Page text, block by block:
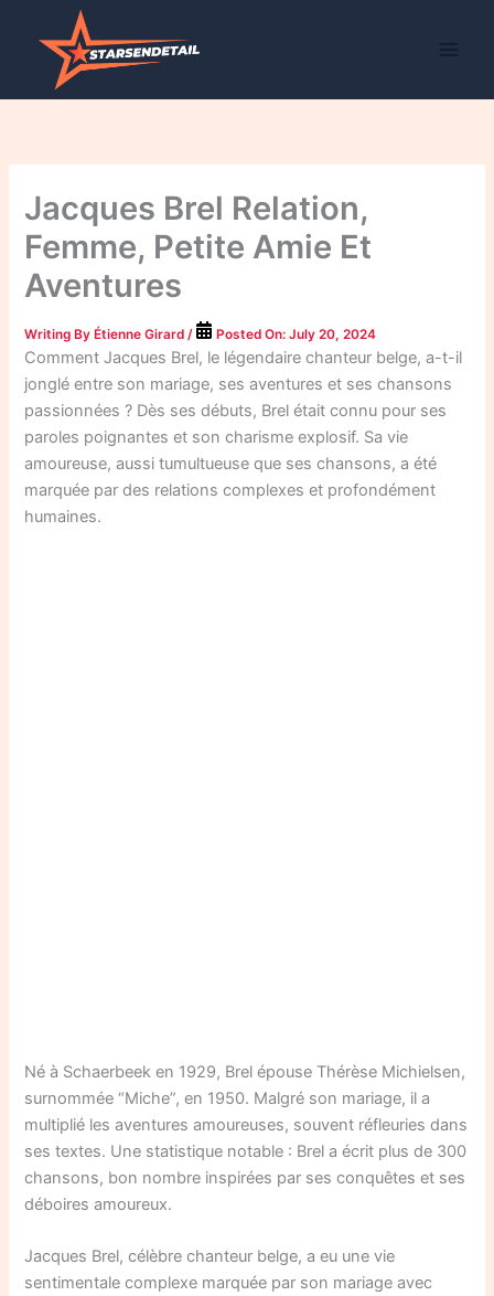
Jacques Brel Relation,
Femme, Petite Amie Et
Aventures
Writing ByÉtienne Girard / Posted On:July 20, 2024
Comment Jacques Brel, le légendaire chanteur belge, a-t-il
jonglé entre son mariage, ses aventures et ses chansons
passionnées ? Dès ses débuts, Brel était connu pour ses
paroles poignantes et son charisme explosif. Sa vie
amoureuse, aussi tumultueuse que ses chansons, a été
marquée par des relations complexes et profondément
humaines.
Né à Schaerbeek en 1929, Brel épouse Thérèse Michielsen,
surnommée “Miche”, en 1950. Malgré son mariage, il a
multiplié les aventures amoureuses, souvent réfleuries dans
ses textes. Une statistique notable : Brel a écrit plus de 300
chansons, bon nombre inspirées par ses conquêtes et ses
déboires amoureux.
Jacques Brel, célèbre chanteur belge, a eu une vie
sentimentale complexe marquée par son mariage avec